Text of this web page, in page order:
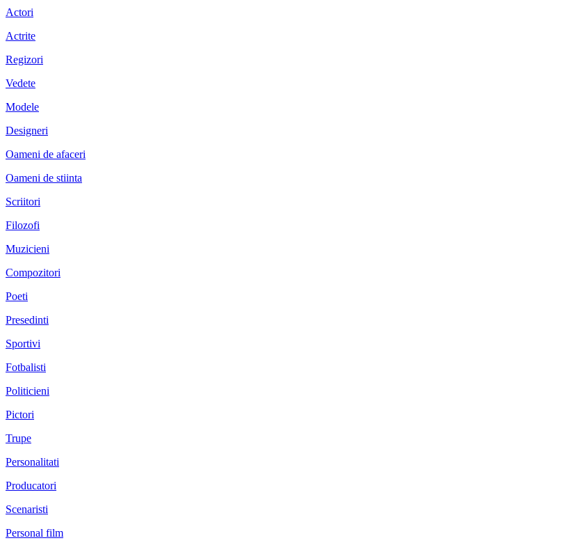
Actori
Actrite
Regizori
Vedete
Modele
Designeri
Oameni de afaceri
Oameni de stiinta
Scriitori
Filozofi
Muzicieni
Compozitori
Poeti
Presedinti
Sportivi
Fotbalisti
Politicieni
Pictori
Trupe
Personalitati
Producatori
Scenaristi
Personal film